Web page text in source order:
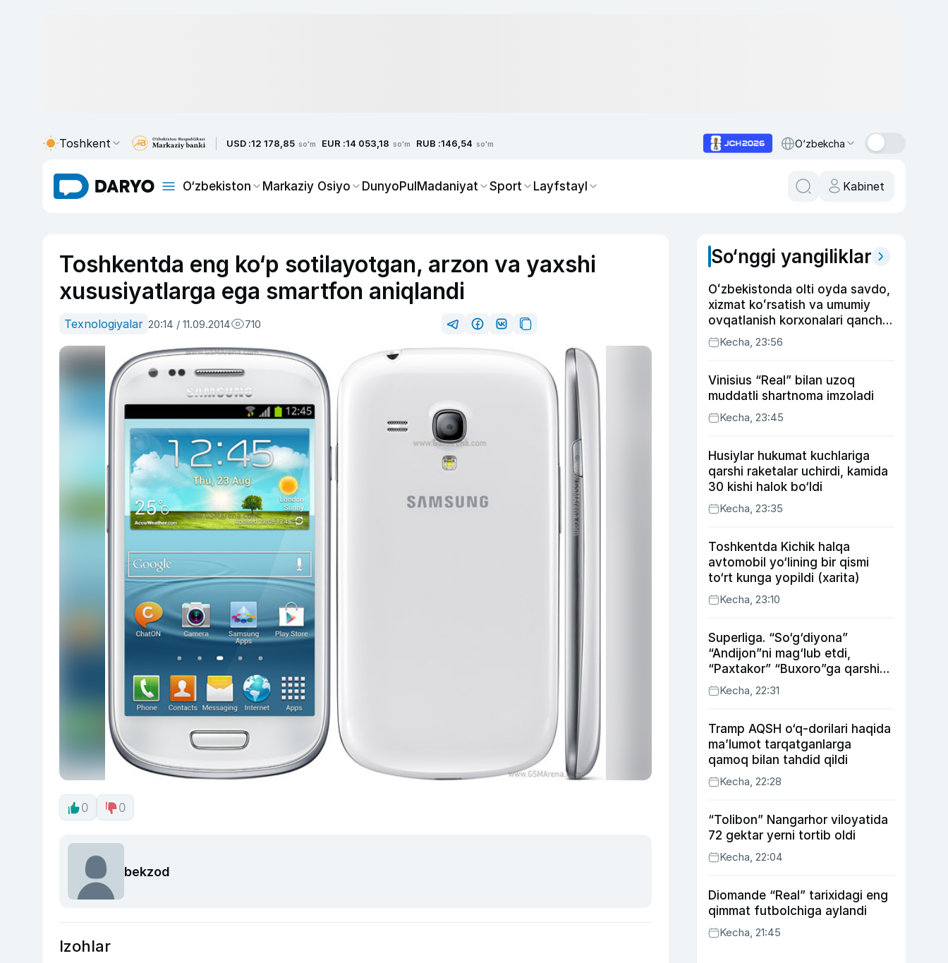
Toshkent USD :12 178,85 so'm EUR :14 053,18 so'm RUB :146,54 so'm O‘zbekcha
O‘zbekiston Markaziy Osiyo DunyoPulMadaniyat Sport Layfstayl Kabinet
Toshkentda eng ko‘p sotilayotgan, arzon va yaxshi
xususiyatlarga ega smartfon aniqlandi
Texnologiyalar 20:14 / 11.09.2014 710
0 0
bekzod
Izohlar
So‘nggi yangiliklar
Oʻzbekistonda olti oyda savdo,
xizmat koʻrsatish va umumiy
ovqatlanish korxonalari qancha
soliq toʻlagani ochiqlandi
Kecha, 23:56
Vinisius “Real” bilan uzoq
muddatli shartnoma imzoladi
Kecha, 23:45
Husiylar hukumat kuchlariga
qarshi raketalar uchirdi, kamida
30 kishi halok bo‘ldi
Kecha, 23:35
Toshkentda Kichik halqa
avtomobil yo‘lining bir qismi
to‘rt kunga yopildi (xarita)
Kecha, 23:10
Superliga. “So‘g‘diyona”
“Andijon”ni mag‘lub etdi,
“Paxtakor” “Buxoro”ga qarshi
bahsda g‘alabani qo‘ldan
chiqardi
Kecha, 22:31
Tramp AQSH o‘q-dorilari haqida
ma’lumot tarqatganlarga
qamoq bilan tahdid qildi
Kecha, 22:28
“Tolibon” Nangarhor viloyatida
72 gektar yerni tortib oldi
Kecha, 22:04
Diomande “Real” tarixidagi eng
qimmat futbolchiga aylandi
Kecha, 21:45